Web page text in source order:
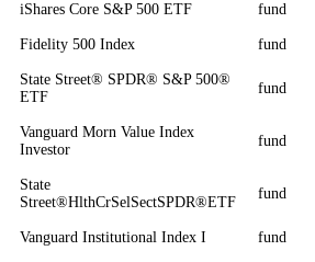
iShares Core S&P 500 ETF fund
Fidelity 500 Index fund
State Street® SPDR® S&P 500®
ETF
fund
Vanguard Morn Value Index
Investor
fund
State
Street®HlthCrSelSectSPDR®ETF
fund
Vanguard Institutional Index I fund